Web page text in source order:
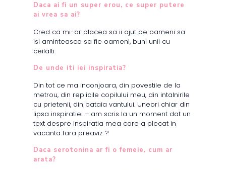
Daca ai fi un super erou, ce super putere
ai vrea sa ai?
Cred ca mi-ar placea sa ii ajut pe oameni sa
isi aminteasca sa fie oameni, buni unii cu
ceilalti.
De unde iti iei inspiratia?
Din tot ce ma inconjoara, din povestile de la
metrou, din replicile copilului meu, din intalnirile
cu prietenii, din bataia vantului. Uneori chiar din
lipsa inspiratiei – am scris la un moment dat un
text despre inspiratia mea care a plecat in
vacanta fara preaviz. ?
Daca serotonina ar fi o femeie, cum ar
arata?